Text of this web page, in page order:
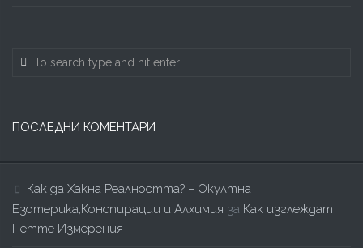
ПОСЛЕДНИ КОМЕНТАРИ
Как да Хакна Реалността? – Окултна
Езотерика,Конспирации и Алхимия за Как изглеждат
Петте Измерения